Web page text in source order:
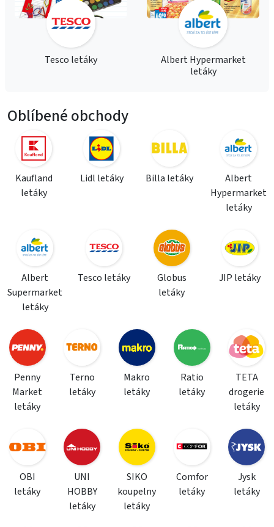
Tesco letáky
Albert Hypermarket
letáky
Oblíbené obchody
Kaufland
letáky
Lidl letáky Billa letáky
Albert
Hypermarket
letáky
Albert
Supermarket
letáky
Tesco letáky
Globus
letáky
JIP letáky
Penny
Market
letáky
Terno
letáky
Makro
letáky
Ratio
letáky
TETA
drogerie
letáky
OBI
letáky
UNI
HOBBY
letáky
SIKO
koupelny
letáky
Comfor
letáky
Jysk
letáky